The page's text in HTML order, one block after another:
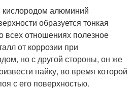
кислородом алюминий
образуется тонкая
всех отношениях полезное
от коррозии при
но с другой стороны, он же
пайку, во время которой
с его поверхностью.